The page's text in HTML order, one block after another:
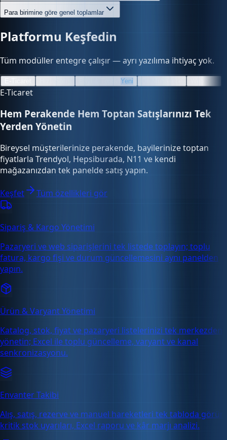
Platformu Keşfedin
Tüm modüller entegre çalışır — ayrı yazılıma ihtiyaç yok.
E-Ticaret Hızlı Satış Bayi & Toptan Yeni Ön Muhasebe Web Site
E-Ticaret
Hem Perakende Hem Toptan Satışlarınızı Tek
Yerden Yönetin
Bireysel müşterilerinize perakende, bayilerinize toptan
fiyatlarla Trendyol, Hepsiburada, N11 ve kendi
mağazanızdan tek panelde satış yapın.
Keşfet Tüm özellikleri gör
Sipariş & Kargo Yönetimi
Pazaryeri ve web siparişlerini tek listede toplayın; toplu
fatura, kargo fişi ve durum güncellemesini aynı panelden
yapın.
Ürün & Varyant Yönetimi
Katalog, stok, fiyat ve pazaryeri listelerinizi tek merkezden
yönetin; Excel ile toplu güncelleme, varyant ve kanal
senkronizasyonu.
Envanter Takibi
Alış, satış, rezerve ve manuel hareketleri tek tabloda görün;
kritik stok uyarıları, Excel raporu ve kâr marjı analizi.